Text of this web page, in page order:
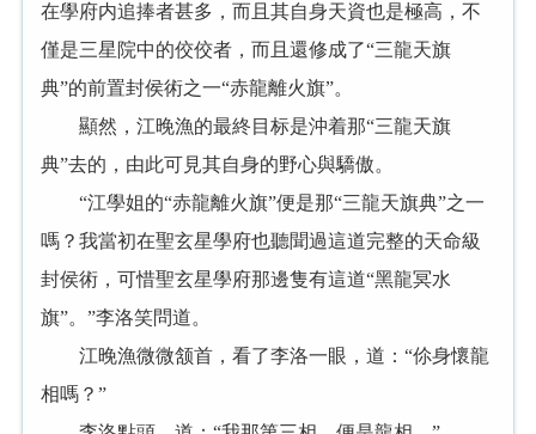
在學府内追捧者甚多，而且其自身天資也是極高，不
僅是三星院中的佼佼者，而且還修成了“三龍天旗
典”的前置封侯術之一“赤龍離火旗”。
顯然，江晚漁的最終目标是沖着那“三龍天旗
典”去的，由此可見其自身的野心與驕傲。
“江學姐的“赤龍離火旗”便是那“三龍天旗典”之一
嗎？我當初在聖玄星學府也聽聞過這道完整的天命級
封侯術，可惜聖玄星學府那邊隻有這道“黑龍冥水
旗”。”李洛笑問道。
江晚漁微微颔首，看了李洛一眼，道：“伱身懷龍
相嗎？”